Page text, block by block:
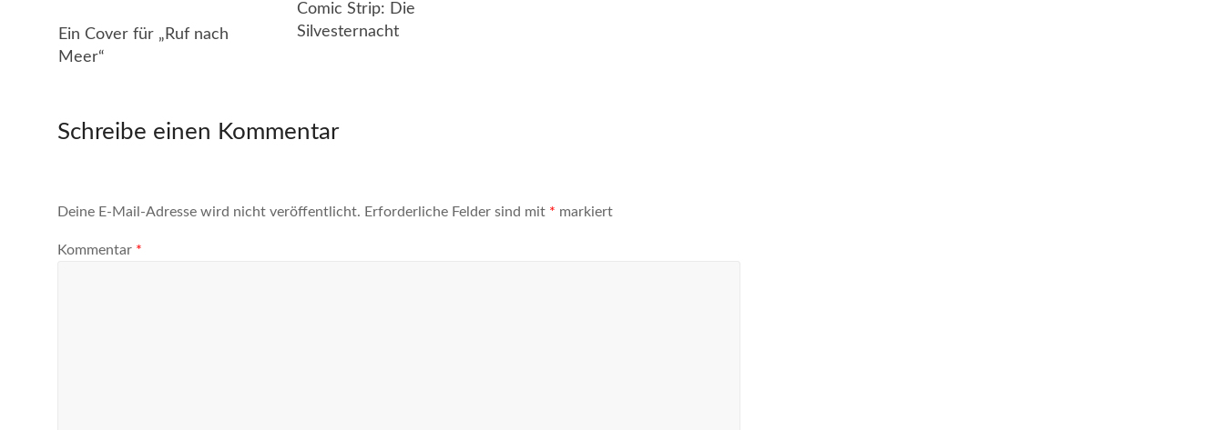
Ein Cover für „Ruf nach
Meer“
Comic Strip: Die
Silvesternacht
Schreibe einen Kommentar
Deine E-Mail-Adresse wird nicht veröffentlicht. Erforderliche Felder sind mit * markiert
Kommentar *